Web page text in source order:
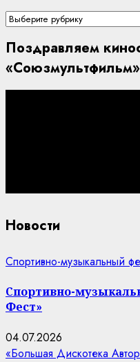
Рубрики
Поздравляем
Новости
Спортивно-музыкальный
Спортивно-
Фест»
04.07.2026
«Большая Дискотека